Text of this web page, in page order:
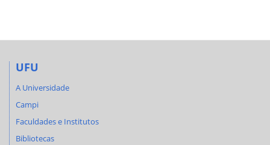
UFU
A Universidade
Campi
Faculdades e Institutos
Bibliotecas